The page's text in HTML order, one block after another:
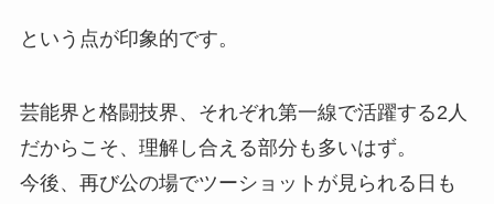
という点が印象的です。
芸能界と格闘技界、それぞれ第一線で活躍する2人
だからこそ、理解し合える部分も多いはず。
今後、再び公の場でツーショットが見られる日も